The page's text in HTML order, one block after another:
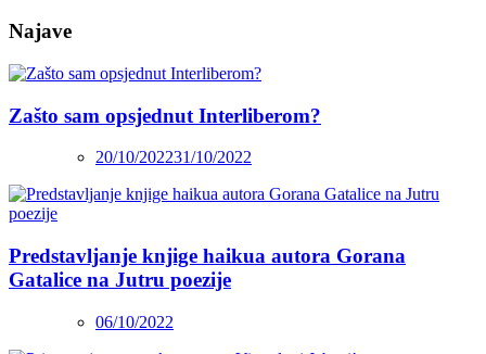
Najave
Zašto sam opsjednut Interliberom?
20/10/202231/10/2022
Predstavljanje knjige haikua autora Gorana
Gatalice na Jutru poezije
06/10/2022